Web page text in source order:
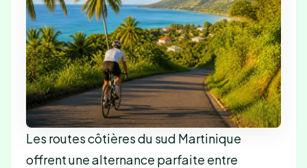
Les routes côtières du sud Martinique
offrent une alternance parfaite entre